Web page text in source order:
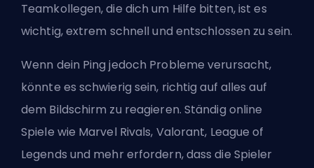
Teamkollegen, die dich um Hilfe bitten, ist es
wichtig, extrem schnell und entschlossen zu sein.
Wenn dein Ping jedoch Probleme verursacht,
könnte es schwierig sein, richtig auf alles auf
dem Bildschirm zu reagieren. Ständig online
Spiele wie Marvel Rivals, Valorant, League of
Legends und mehr erfordern, dass die Spieler